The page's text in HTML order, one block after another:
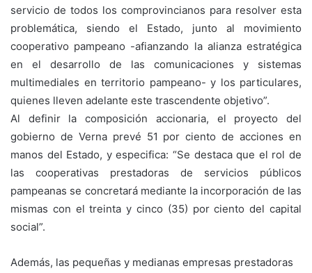
servicio de todos los comprovincianos para resolver esta
problemática, siendo el Estado, junto al movimiento
cooperativo pampeano -afianzando la alianza estratégica
en el desarrollo de las comunicaciones y sistemas
multimediales en territorio pampeano- y los particulares,
quienes lleven adelante este trascendente objetivo”.
Al definir la composición accionaria, el proyecto del
gobierno de Verna prevé 51 por ciento de acciones en
manos del Estado, y especifica: “Se destaca que el rol de
las cooperativas prestadoras de servicios públicos
pampeanas se concretará mediante la incorporación de las
mismas con el treinta y cinco (35) por ciento del capital
social”.
Además, las pequeñas y medianas empresas prestadoras